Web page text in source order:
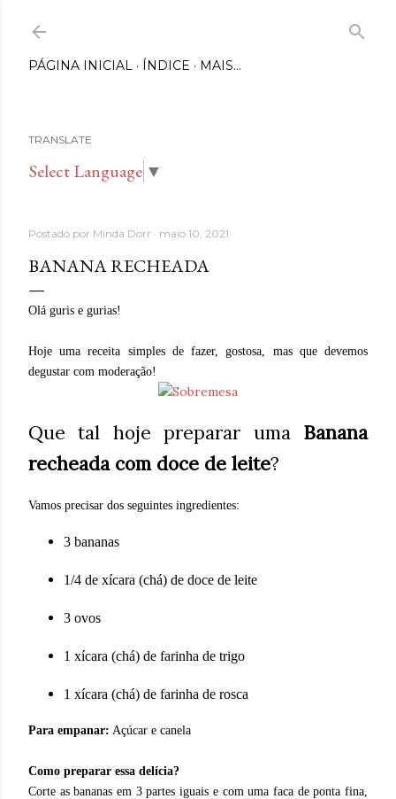
PÁGINA INICIAL ÍNDICE MAIS…
TRANSLATE
Select Language ▼
Postado por Minda Dorr maio 10, 2021
BANANA RECHEADA
Olá guris e gurias!
Hoje uma receita simples de fazer, gostosa, mas que devemos
degustar com moderação!
Que tal hoje preparar uma Banana
recheada com doce de leite?
Vamos precisar dos seguintes ingredientes:
3 bananas
1/4 de xícara (chá) de doce de leite
3 ovos
1 xícara (chá) de farinha de trigo
1 xícara (chá) de farinha de rosca
Para empanar: Açúcar e canela
Como preparar essa delícia?
Corte as bananas em 3 partes iguais e com uma faca de ponta fina,